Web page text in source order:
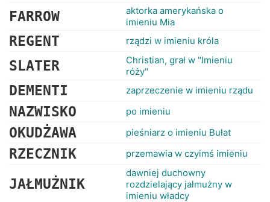
FARROW
aktorka amerykańska o
imieniu Mia
REGENT rządzi w imieniu króla
SLATER
Christian, grał w "Imieniu
róży"
DEMENTI zaprzeczenie w imieniu rządu
NAZWISKO po imieniu
OKUDŻAWA pieśniarz o imieniu Bułat
RZECZNIK przemawia w czyimś imieniu
JAŁMUŻNIK
dawniej duchowny
rozdzielający jałmużny w
imieniu władcy